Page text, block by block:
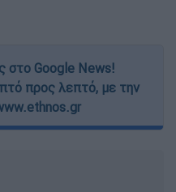
στο Google News!
προς λεπτό, με την